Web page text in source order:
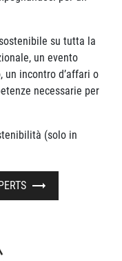
su tutta la
un evento
un incontro d’affari o
necessarie per
(solo in